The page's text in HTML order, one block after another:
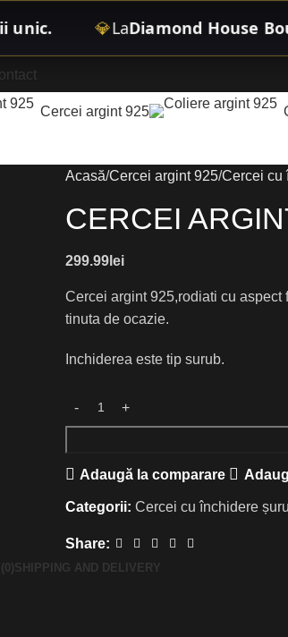
Diamond House
Cercei argint 925
Acasă Cercei argint 925 Cercei cu
CERCEI
299.99 lei
Cercei argint 925,rodiati cu
tinuta de ocazie.
Inchiderea este tip surub.
Adaugă la comparare
Categorii: Cercei cu închidere
Share:
SHIPPING AND DELIVERY